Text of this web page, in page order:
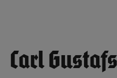
Carl